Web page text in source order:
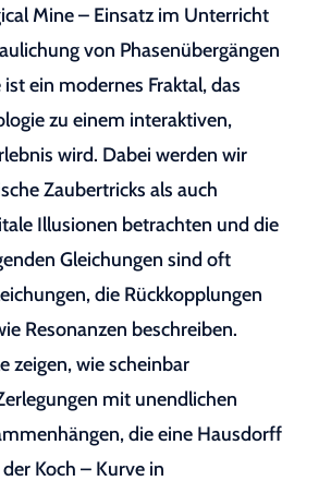
Mine – Einsatz im Unterricht
von Phasenübergängen
ein modernes Fraktal, das
zu einem interaktiven,
wird. Dabei werden wir
Zaubertricks als auch
Illusionen betrachten und die
Gleichungen sind oft
die Rückkopplungen
Resonanzen beschreiben.
zeigen, wie scheinbar
mit unendlichen
die eine Hausdorff
Koch – Kurve in